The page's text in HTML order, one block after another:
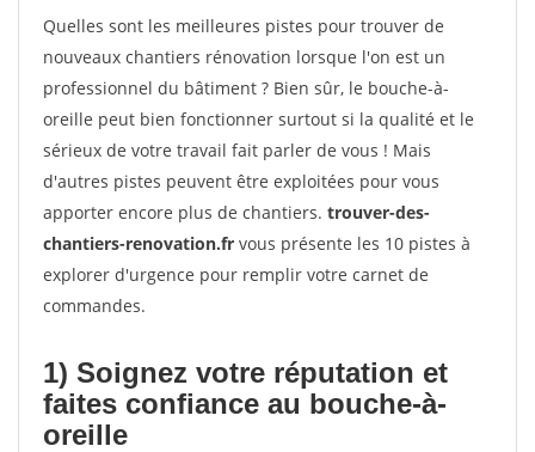
Quelles sont les meilleures pistes pour trouver de
nouveaux chantiers rénovation lorsque l'on est un
professionnel du bâtiment ? Bien sûr, le bouche-à-
oreille peut bien fonctionner surtout si la qualité et le
sérieux de votre travail fait parler de vous ! Mais
d'autres pistes peuvent être exploitées pour vous
apporter encore plus de chantiers. trouver-des-
chantiers-renovation.fr vous présente les 10 pistes à
explorer d'urgence pour remplir votre carnet de
commandes.
1) Soignez votre réputation et
faites confiance au bouche-à-
oreille